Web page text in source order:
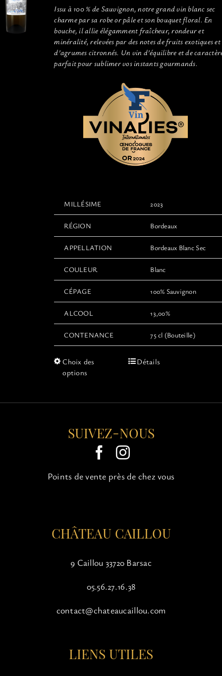
Issu à 100 % de Sauvignon, notre grand vin blanc sec
charme par sa robe or pâle et son bouquet floral. En
bouche, il allie élégamment fraîcheur, rondeur et
minéralité, relevées par des notes de fruits exotiques et
d’agrumes citronnés. Un vin d’équilibre et de
parfait pour sublimer vos instants gourmands.
MILLÉSIME 2023
RÉGION Bordeaux
APPELLATION Bordeaux Blanc Sec
COULEUR Blanc
CÉPAGE 100% Sauvignon
ALCOOL 13,00%
CONTENANCE 75 cl (Bouteille)
Choix des
options
Ce
variations.
options
peuvent
être
choisies
la
Détails
SUIVEZ-NOUS
Points de vente près de chez vous
CHÂTEAU CAILLOU
9 Caillou 33720 Barsac
05.56.27.16.38
contact@chateaucaillou.com
LIENS UTILES